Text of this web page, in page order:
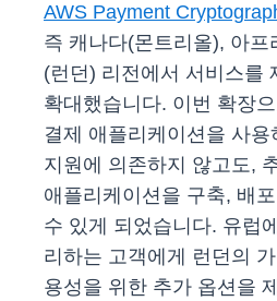
AWS Payment
즉 캐나다(몬트리올), 아프
(런던) 리전에서 서비스를
확대했습니다. 이번 확장
결제 애플리케이션을 사
지원에 의존하지 않고도,
애플리케이션을 구축, 배
수 있게 되었습니다. 유럽
리하는 고객에게 런던의
용성을 위한 추가 옵션을